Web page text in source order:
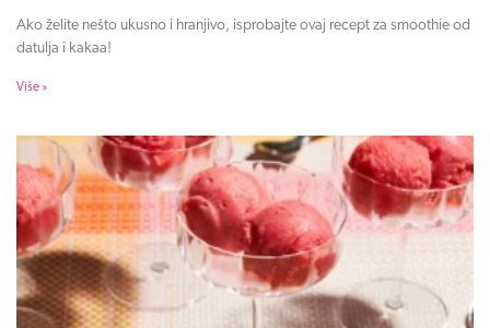
Ako želite nešto ukusno i hranjivo, isprobajte ovaj recept za smoothie od
datulja i kakaa!
Više »